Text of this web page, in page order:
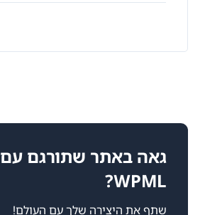
גאה באתר שתורגם עם
WPML?
שתף את היצירה שלך עם העולם!